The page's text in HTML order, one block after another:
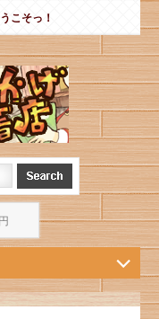
こそっ！